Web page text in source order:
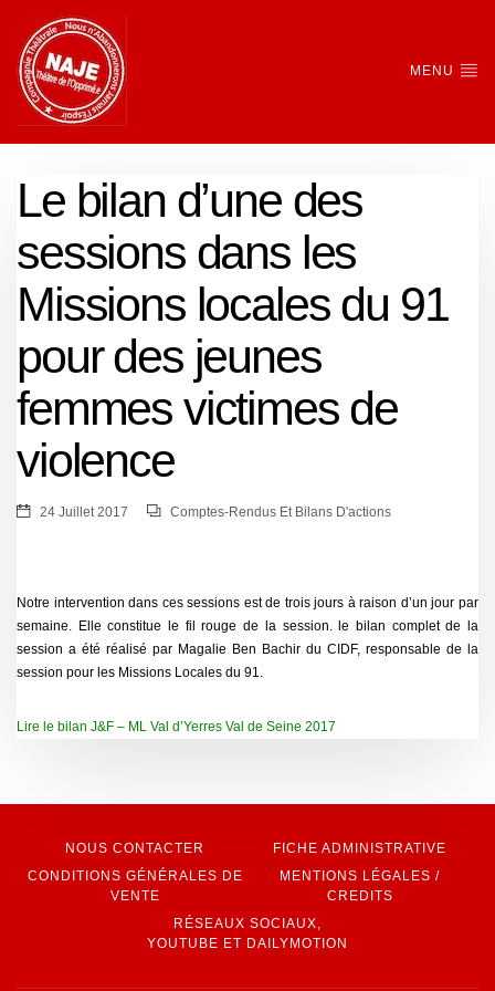
MENU
Le bilan d’une des
sessions dans les
Missions locales du 91
pour des jeunes
femmes victimes de
violence
24 Juillet 2017 Comptes-Rendus Et Bilans D'actions
Notre intervention dans ces sessions est de trois jours à raison d’un jour par
semaine. Elle constitue le fil rouge de la session. le bilan complet de la
session a été réalisé par Magalie Ben Bachir du CIDF, responsable de la
session pour les Missions Locales du 91.
Lire le bilan J&F – ML Val d’Yerres Val de Seine 2017
NOUS CONTACTER
FICHE ADMINISTRATIVE
CONDITIONS GÉNÉRALES DE
VENTE
MENTIONS LÉGALES /
CREDITS
RÉSEAUX SOCIAUX,
YOUTUBE ET DAILYMOTION